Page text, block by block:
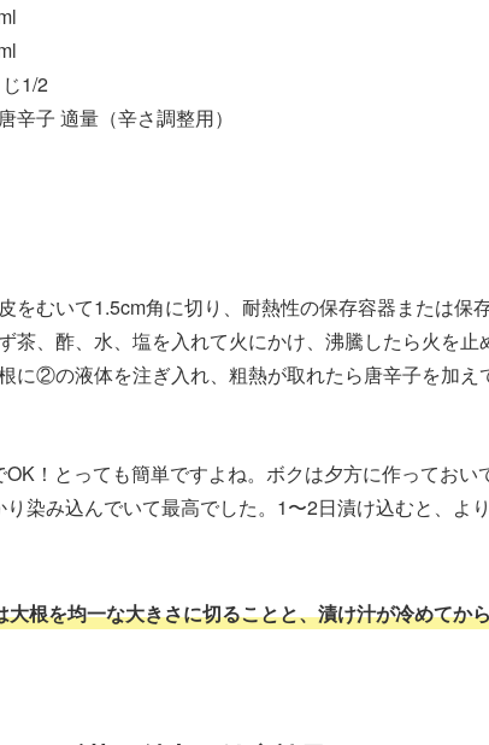
1/2
辛子 適量（辛さ調整用）
をむいて1.5cm角に切り、耐熱性の保存容器または保
茶、酢、水、塩を入れて火にかけ、沸騰したら火を止
に②の液体を注ぎ入れ、粗熱が取れたら唐辛子を加え
OK！とっても簡単ですよね。ボクは夕方に作ってお
り染み込んでいて最高でした。1〜2日漬け込むと、よ
大根を均一な大きさに切ることと、漬け汁が冷めてか